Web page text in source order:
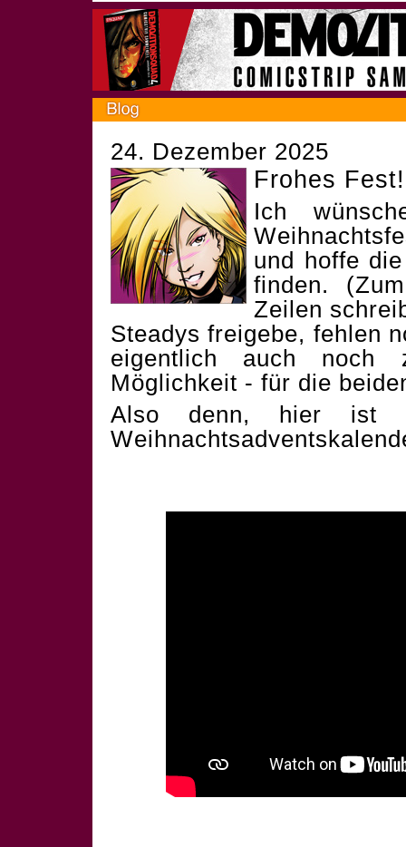
24. Dezember 2025
Frohes Fest!
Ich
und hoffe
finden.
Zeilen
Steadys freigebe, fehlen
eigentlich auch noch
Möglichkeit - für die
Also denn, hier ist